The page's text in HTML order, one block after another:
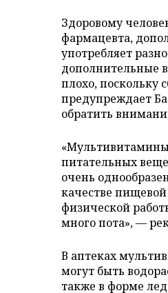
Здоровому
фармацевта,
употребляет
дополнительные
плохо, поскольку
предупреждает
обратить
«Мультивитамины
питательных
очень
качестве
физической
много пота», —
В аптеках
могут быть
также в форме